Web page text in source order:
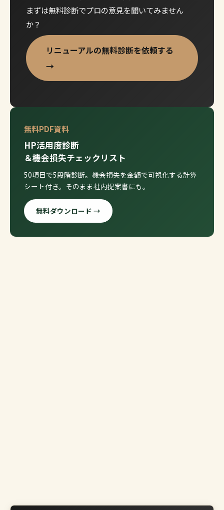
まずは無料診断でプロの意見を聞いてみません
か？
リニューアルの無料診断を依頼する
→
無料PDF資料
HP活用度診断
＆機会損失チェックリスト
50項目で5段階診断。機会損失を金額で可視化する計算
シート付き。そのまま社内提案書にも。
無料ダウンロード →